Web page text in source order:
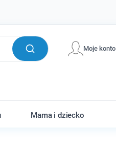
Moje konto
Mama i dziecko